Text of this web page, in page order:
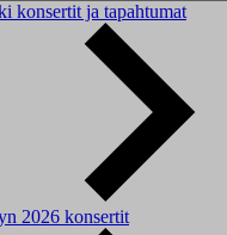
konsertit ja tapahtumat
2026 konsertit